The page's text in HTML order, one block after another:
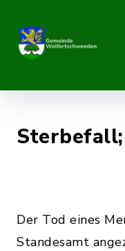
Der Tod eines
Standesamt